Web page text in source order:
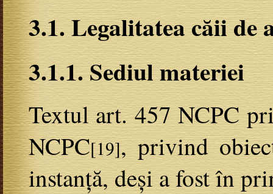
3.1. Legalitatea căii de
3.1.1. Sediul materiei
Textul art. 457 NCPC
NCPC[19], privind
instanță, deși a fost în